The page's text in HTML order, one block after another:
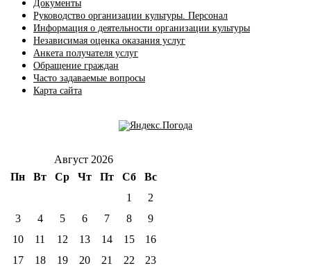
Документы
Руководство организации культуры. Персонал
Информация о деятельности организации культуры
Независимая оценка оказания услуг
Анкета получателя услуг
Обращение граждан
Часто задаваемые вопросы
Карта сайта
Август 2026
Пн
Вт Ср Чт Пт Сб
Вс
1
2
3
4 5 6 7 8
9
10
11 12 13 14 15
16
17
18 19 20 21 22
23